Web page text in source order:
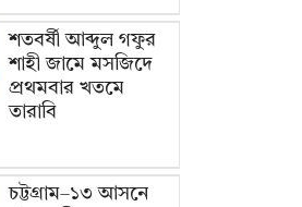
শতবর্ষী আব্দুল গফুর
শাহী জামে মসজিদে
প্রথমবার খতমে
তারাবি
চট্টগ্রাম–১৩ আসনে